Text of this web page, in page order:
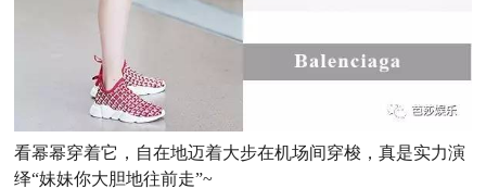
看幂幂穿着它，自在地迈着大步在机场间穿梭，真是实力演
绎“妹妹你大胆地往前走”~